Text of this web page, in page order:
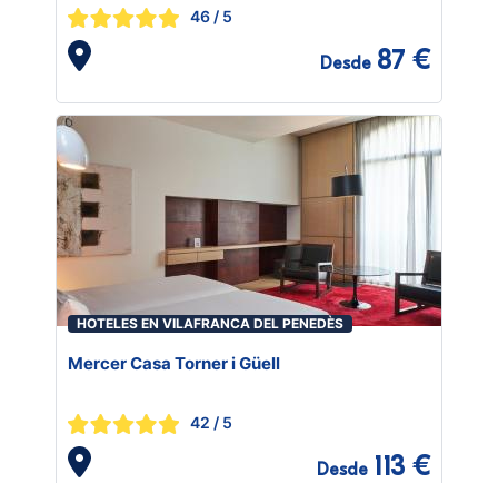
46 / 5
Desde 87 €
HOTELES EN VILAFRANCA DEL PENEDÈS
Mercer Casa Torner i Güell
42 / 5
Desde 113 €